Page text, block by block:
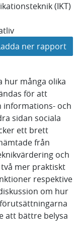
(IKT)
ner rapport
hur många olika
för att
informations- och
sidan sociala
ett brett
från
och
mer praktiskt
respektive
om hur
att bättre belysa